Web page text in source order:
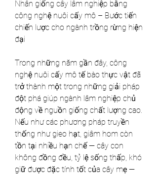
Nhân giống cây lâm nghiệp bằng
công nghệ nuôi cấy mô – Bước tiến
chiến lược cho ngành trồng rừng hiện
đại
Trong những năm gần đây, công
nghệ nuôi cấy mô tế bào thực vật đã
trở thành một trong những giải pháp
đột phá giúp ngành lâm nghiệp chủ
động về nguồn giống chất lượng cao.
Nếu như các phương pháp truyền
thống như gieo hạt, giâm hom còn
tồn tại nhiều hạn chế — cây con
không đồng đều, tỷ lệ sống thấp, khó
giữ được đặc tính tốt của cây mẹ —